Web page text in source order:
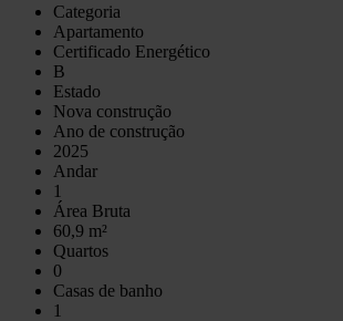
Categoria
Apartamento
Certificado Energético
B
Estado
Nova construção
Ano de construção
2025
Andar
1
Área Bruta
60,9 m²
Quartos
0
Casas de banho
1